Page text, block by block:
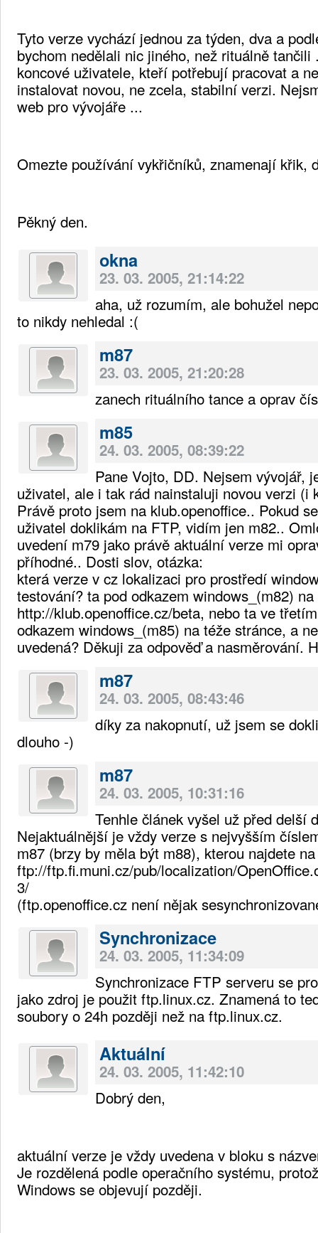
Tyto verze vychází jednou za týden, dva a
bychom nedělali nic jiného, než rituálně tančili
koncové uživatele, kteří potřebují pracovat a
instalovat novou, ne zcela, stabilní verzi.
web pro vývojáře ...
Omezte používání vykřičníků, znamenají křik,
Pěkný den.
okna
23. 03. 2005, 21:14:22
aha, už rozumím, ale bohužel
to nikdy nehledal :(
m87
23. 03. 2005, 21:20:28
zanech rituálního tance a oprav
m85
24. 03. 2005, 08:39:22
Pane Vojto, DD. Nejsem vývojář,
uživatel, ale i tak rád nainstaluji novou verzi (i
Právě proto jsem na klub.openoffice.. Pokud
uživatel doklikám na FTP, vidím jen m82..
uvedení m79 jako právě aktuální verze mi
příhodné.. Dosti slov, otázka:
která verze v cz lokalizaci pro prostředí
testování? ta pod odkazem windows_(m82)
http://klub.openoffice.cz/beta, nebo ta ve
odkazem windows_(m85) na téže stránce, a
uvedená? Děkuji za odpověď a nasměrování.
m87
24. 03. 2005, 08:43:46
díky za nakopnutí, už jsem se
dlouho -)
m87
24. 03. 2005, 10:31:16
Tenhle článek vyšel už před delší
Nejaktuálnější je vždy verze s nejvyšším
m87 (brzy by měla být m88), kterou najdete na
ftp://ftp.fi.muni.cz/pub/localization/
3/
(ftp.openoffice.cz není nějak
Synchronizace
24. 03. 2005, 11:34:09
Synchronizace FTP serveru se
jako zdroj je použit ftp.linux.cz. Znamená to
soubory o 24h později než na ftp.linux.cz.
Aktuální
24. 03. 2005, 11:42:10
Dobrý den,
aktuální verze je vždy uvedena v bloku s
Je rozdělená podle operačního systému,
Windows se objevují později.